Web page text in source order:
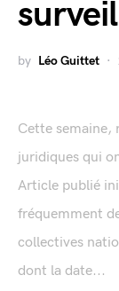
by Léo Guittet
Cette semaine,
juridiques qui
Article publié
fréquemment
collectives
dont la date...